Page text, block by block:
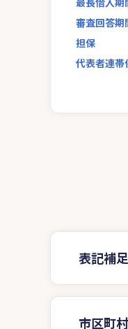
審査回答期
担保
代表者連帯
表記補足
市区町